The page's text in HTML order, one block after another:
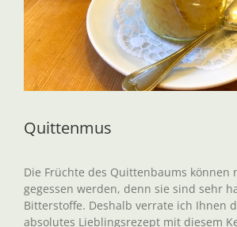
Quittenmus
Die Früchte des Quittenbaums können
gegessen werden, denn sie sind sehr
Bitterstoffe. Deshalb verrate ich Ihnen
absolutes Lieblingsrezept mit diesem